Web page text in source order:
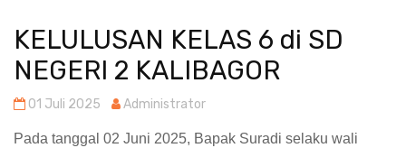
KELULUSAN KELAS 6 di SD
NEGERI 2 KALIBAGOR
01 Juli 2025 Administrator
Pada tanggal 02 Juni 2025, Bapak Suradi selaku wali